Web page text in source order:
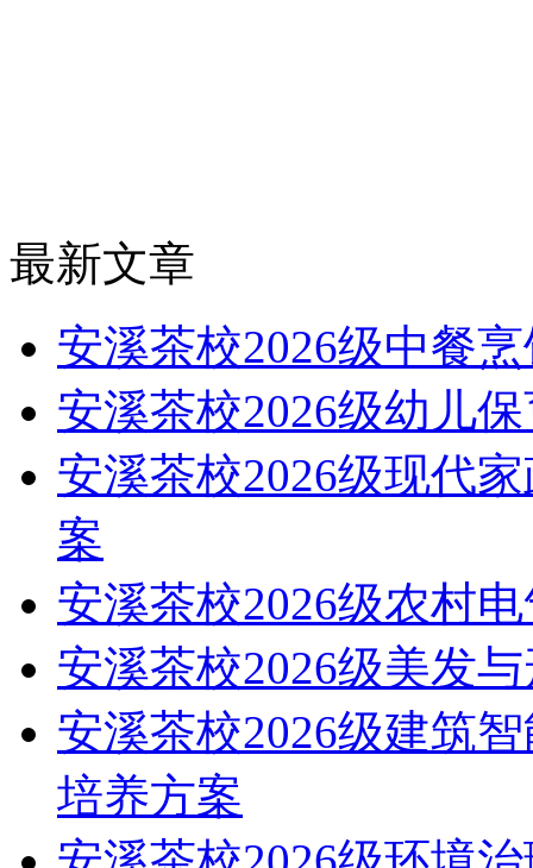
最新文章
安溪茶校2026级中餐
安溪茶校2026级幼儿
安溪茶校2026级现代
案
安溪茶校2026级农村
安溪茶校2026级美发
安溪茶校2026级建筑
培养方案